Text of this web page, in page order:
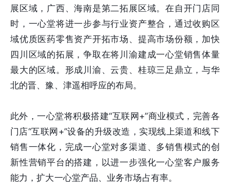
展区域，广西、海南是第二拓展区域。在自开门店同
时，一心堂将进一步参与行业资产整合，通过收购区
域优质医药零售资产开拓市场、提高市场份额，加快
四川区域的拓展，争取在将川渝建成一心堂销售体量
最大的区域。形成川渝、云贵、桂琼三足鼎立，与华
北的晋、豫、津遥相呼应的布局。
此外，一心堂将积极搭建“互联网+”商业模式，完善各
门店“互联网+”设备的升级改造，实现线上渠道和线下
销售一体化，完成一心堂对多渠道、多销售模式的创
新性营销平台的搭建，以进一步强化一心堂客户服务
能力，扩大一心堂产品、业务市场占有率。